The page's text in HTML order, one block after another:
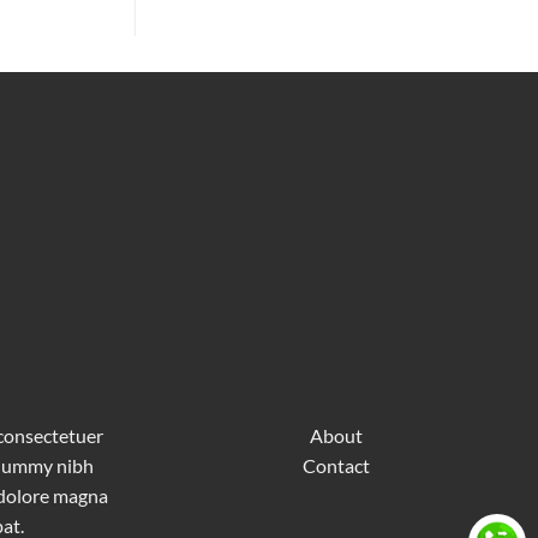
nibh
magna
About
Contact